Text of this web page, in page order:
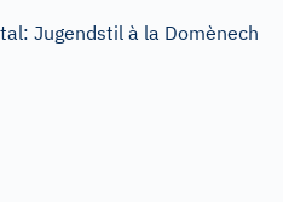
Jugendstil à la Domènech